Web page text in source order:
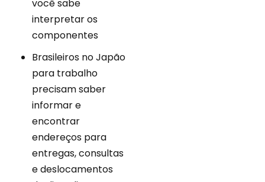
você sabe
interpretar os
componentes
Brasileiros no Japão
para trabalho
precisam saber
informar e
encontrar
endereços para
entregas, consultas
e deslocamentos